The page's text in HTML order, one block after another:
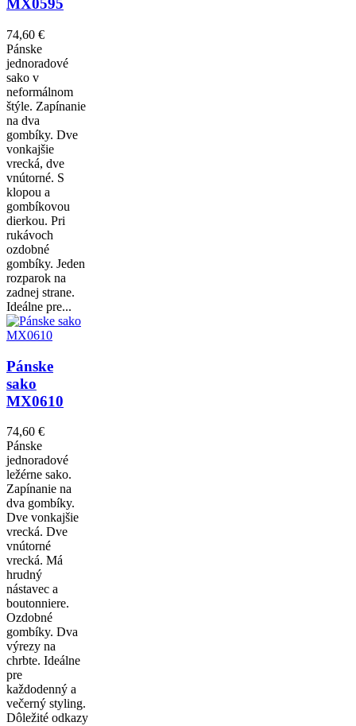
MX0595
74,60 €
Pánske
jednoradové
sako v
neformálnom
štýle. Zapínanie
na dva
gombíky. Dve
vonkajšie
vrecká, dve
vnútorné. S
klopou a
gombíkovou
dierkou. Pri
rukávoch
ozdobné
gombíky. Jeden
rozparok na
zadnej strane.
Ideálne pre...
Pánske
sako
MX0610
74,60 €
Pánske
jednoradové
ležérne sako.
Zapínanie na
dva gombíky.
Dve vonkajšie
vrecká. Dve
vnútorné
vrecká. Má
hrudný
nástavec a
boutonniere.
Ozdobné
gombíky. Dva
výrezy na
chrbte. Ideálne
pre
každodenný a
večerný styling.
Dôležité odkazy